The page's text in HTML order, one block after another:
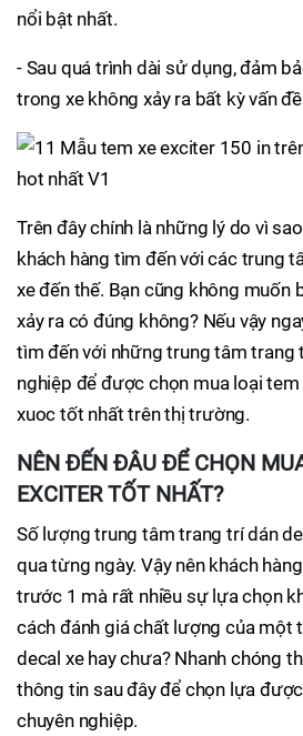
nổi bật nhất.
- Sau quá trình dài sử dụng, đảm
trong xe không xảy ra bất kỳ vấn
Trên đây chính là những lý do vì
khách hàng tìm đến với các trung
xe đến thế. Bạn cũng không muốn
xảy ra có đúng không? Nếu vậy
tìm đến với những trung tâm trang
nghiệp để được chọn mua loại
xuoc tốt nhất trên thị trường.
NÊN ĐẾN ĐÂU ĐỂ CHỌN
EXCITER TỐT NHẤT?
Số lượng trung tâm trang trí dán
qua từng ngày. Vậy nên khách
trước 1 mà rất nhiều sự lựa chọn
cách đánh giá chất lượng của một
decal xe hay chưa? Nhanh chóng
thông tin sau đây để chọn lựa
chuyên nghiệp.